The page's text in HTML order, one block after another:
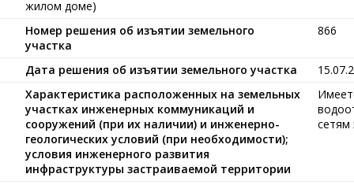
жилом доме)
Номер решения об изъятии земельного
участка
866
Дата решения об изъятии земельного участка
Характеристика расположенных на земельных
участках инженерных коммуникаций и
сооружений (при их наличии) и инженерно-
геологических условий (при необходимости);
условия инженерного развития
инфраструктуры застраиваемой территории
сетям